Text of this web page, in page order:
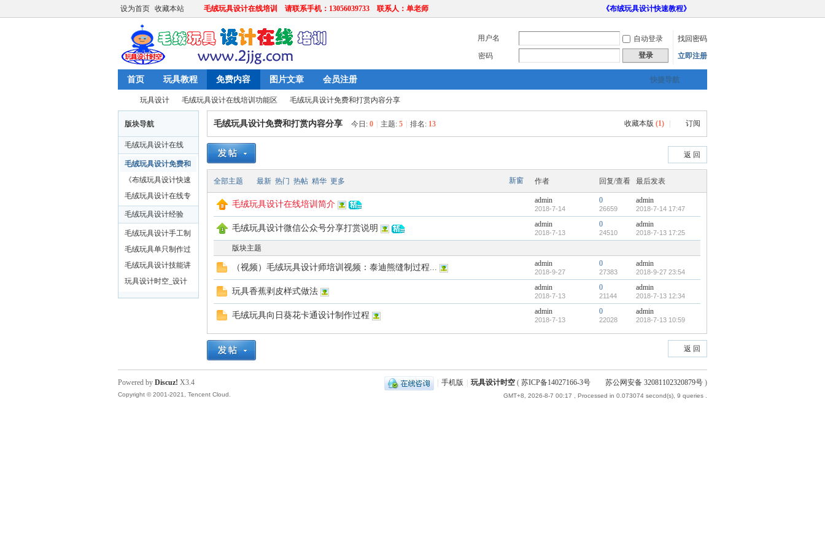
设为首页 收藏本站 毛绒玩具设计在线培训 请联系手机：13056039733 联系人：单老师 《布绒玩具设计快速教程》
用户名 自动登录
找回密码
密码
登录 立即注册
快捷导航
首页 玩具教程 免费内容 图片文章 会员注册
玩
设
»
玩具设计
›
毛绒玩具设计在线培训功能区 毛绒玩具设计免费和打赏内容分享
版块导航
毛绒玩具设计在线
培训功能区
毛绒玩具设计免费和
打赏内容分享
《布绒玩具设计快速
教程》辅导群
毛绒玩具设计在线专
业培训辅导群
毛绒玩具设计经验
分享
毛绒玩具设计手工制
作（免费区）
毛绒玩具单只制作过
程（咨询区）
毛绒玩具设计技能讲
解（咨询区）
玩具设计时空_设计
的理念(理伦区)
收藏本版 (1) 订阅
毛绒玩具设计免费和打赏内容分享 今日: 0 主题: 5 排名: 13
返 回
新窗
全部主题 最新 热门 热帖 精华 更多 作者 回复/查看 最后发表
毛绒玩具设计在线培训简介 admin
2018-7-14
0
26659
admin
2018-7-14 17:47
毛绒玩具设计微信公众号分享打赏说明 admin
2018-7-13
0
24510
admin
2018-7-13 17:25
版块主题
（视频）毛绒玩具设计师培训视频：泰迪熊缝制过程... admin
2018-9-27
0
27383
admin
2018-9-27 23:54
玩具香蕉剥皮样式做法 admin
2018-7-13
0
21144
admin
2018-7-13 12:34
毛绒玩具向日葵花卡通设计制作过程 admin
2018-7-13
0
22028
admin
2018-7-13 10:59
返 回
手机版 玩具设计时空 ( 苏ICP备14027166-3号 苏公网安备 32081102320879号 )
GMT+8, 2026-8-7 00:17 , Processed in 0.073074 second(s), 9 queries .
Powered by Discuz! X3.4
Copyright © 2001-2021, Tencent Cloud.